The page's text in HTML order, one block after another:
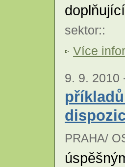
sektor::
Více
9. 9. 2010
PRAHA/